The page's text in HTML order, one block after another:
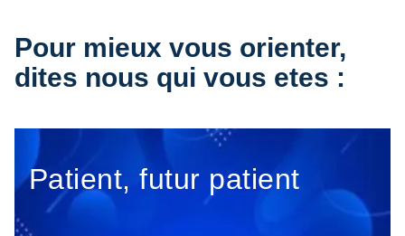
Pour mieux vous orienter,
dites nous qui vous etes :
Patient, futur patient